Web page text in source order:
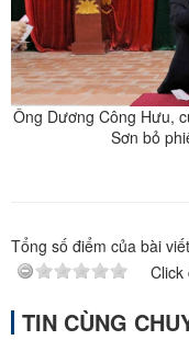
Ông Dương Công Hưu,
Sơn bỏ
Tổng số điểm của bài
Click
TIN CÙNG